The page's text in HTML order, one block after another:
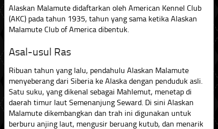
Alaskan Malamute didaftarkan oleh American Kennel Club
(AKC) pada tahun 1935, tahun yang sama ketika Alaskan
Malamute Club of America dibentuk.
Asal-usul Ras
Ribuan tahun yang lalu, pendahulu Alaskan Malamute
menyeberang dari Siberia ke Alaska dengan penduduk asli.
Satu suku, yang dikenal sebagai Mahlemut, menetap di
daerah timur laut Semenanjung Seward. Di sini Alaskan
Malamute dikembangkan dan trah ini digunakan untuk
berburu anjing laut, mengusir beruang kutub, dan menarik